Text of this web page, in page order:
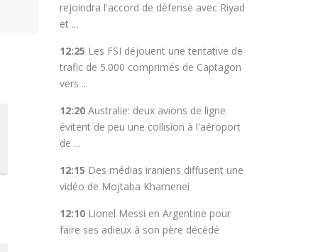
rejoindra l'accord de défense avec Riyad
et ...
12:25 Les FSI déjouent une tentative de
trafic de 5.000 comprimés de Captagon
vers ...
12:20Australie: deux avions de ligne
évitent de peu une collision à l'aéroport
de ...
12:15 Des médias iraniens diffusent une
vidéo de Mojtaba Khamenei
12:10Lionel Messi en Argentine pour
faire ses adieux à son père décédé